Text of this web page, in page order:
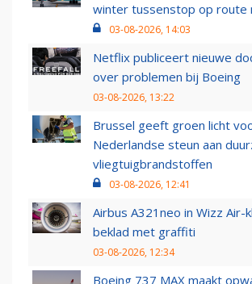
winter tussenstop op route
03-08-2026, 14:03
Netflix publiceert nieuwe
over problemen bij Boeing
03-08-2026, 13:22
Brussel geeft groen licht
Nederlandse steun aan
vliegtuigbrandstoffen
03-08-2026, 12:41
Airbus A321neo in Wizz Air-
beklad met graffiti
03-08-2026, 12:34
Boeing 737 MAX maakt